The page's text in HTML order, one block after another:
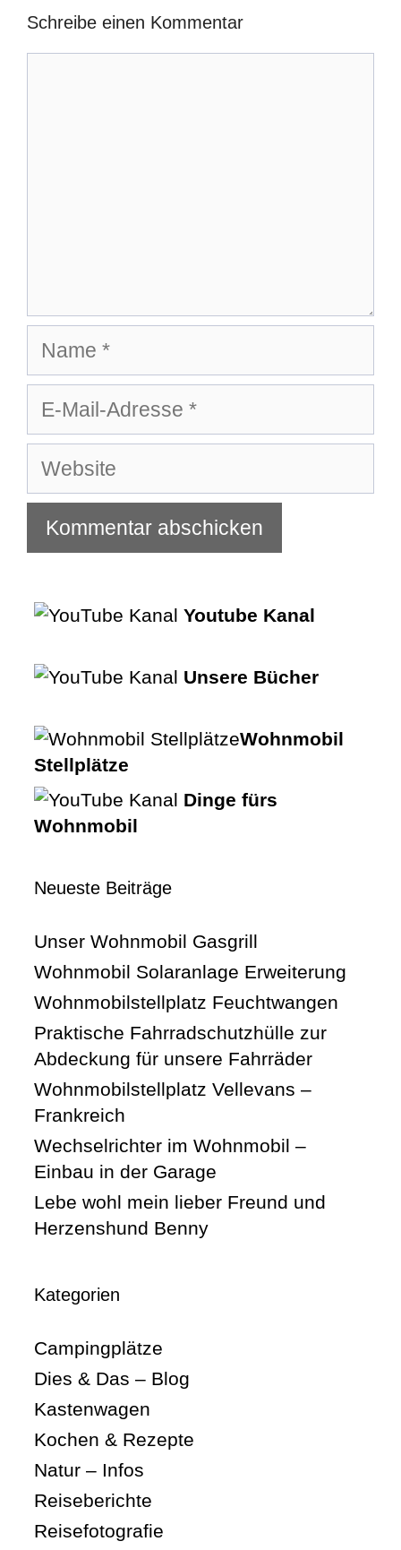
Schreibe einen Kommentar
Name
E-
Adresse
Website
Youtube Kanal
Unsere Bücher
Wohnmobil
Stellplätze
Dinge fürs
Wohnmobil
Neueste Beiträge
Unser Wohnmobil Gasgrill
Wohnmobil Solaranlage Erweiterung
Wohnmobilstellplatz Feuchtwangen
Praktische Fahrradschutzhülle zur
Abdeckung für unsere Fahrräder
Wohnmobilstellplatz Vellevans –
Frankreich
Wechselrichter im Wohnmobil –
Einbau in der Garage
Lebe wohl mein lieber Freund und
Herzenshund Benny
Kategorien
Campingplätze
Dies & Das – Blog
Kastenwagen
Kochen & Rezepte
Natur – Infos
Reiseberichte
Reisefotografie